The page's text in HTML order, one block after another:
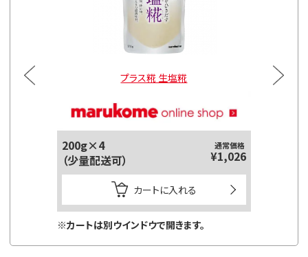
プラス糀 生塩糀
200g×4
（少量配送可）
通常価格
¥1,026
カートに入れる
※カートは別ウインドウで開きます。